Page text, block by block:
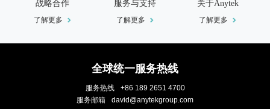
战略合作
了解更多
服务与支持
了解更多
关于Anytek
了解更多
全球统一服务热线
服务热线
+86 189 2651 4700
服务邮箱
david@anytekgroup.com